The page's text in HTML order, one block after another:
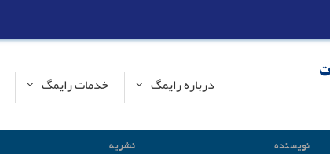
درباره رایمگ خدمات رایمگ
نویسنده نشریه